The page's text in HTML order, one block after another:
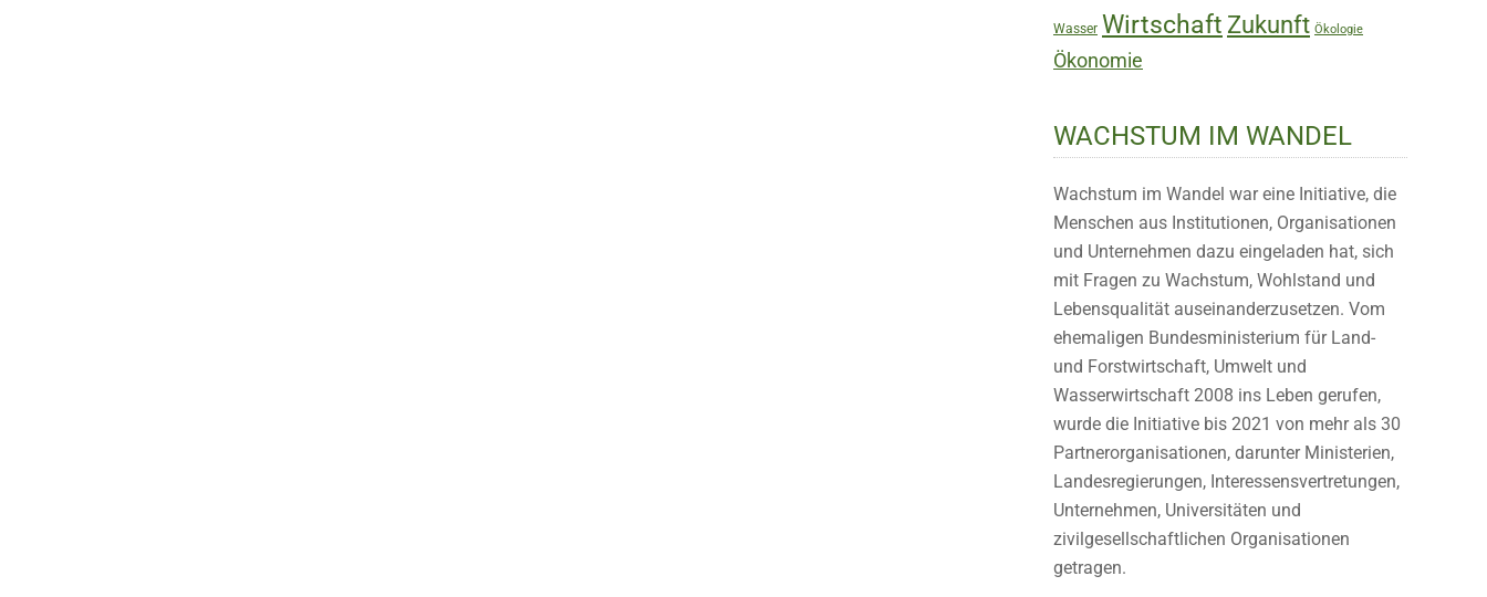
Wasser Wirtschaft Zukunft Ökologie
Ökonomie
WACHSTUM IM WANDEL
Wachstum im Wandel war eine Initiative, die
Menschen aus Institutionen, Organisationen
und Unternehmen dazu eingeladen hat, sich
mit Fragen zu Wachstum, Wohlstand und
Lebensqualität auseinanderzusetzen. Vom
ehemaligen Bundesministerium für Land-
und Forstwirtschaft, Umwelt und
Wasserwirtschaft 2008 ins Leben gerufen,
wurde die Initiative bis 2021 von mehr als 30
Partnerorganisationen, darunter Ministerien,
Landesregierungen, Interessensvertretungen,
Unternehmen, Universitäten und
zivilgesellschaftlichen Organisationen
getragen.